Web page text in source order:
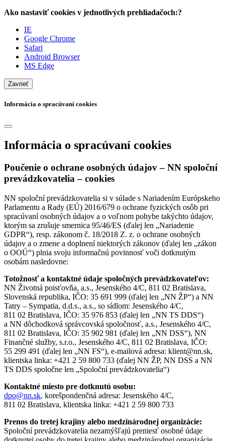
Ako nastaviť cookies v jednotlivých prehliadačoch:?
IE
Google Chrome
Safari
Android Browser
MS Edge
Zavrieť
Informácia o spracúvaní cookies
Informácia o spracúvaní cookies
Poučenie o ochrane osobných údajov – NN spoloční
prevádzkovatelia – cookies
NN spoloční prevádzkovatelia si v súlade s Nariadením Európskeho
Parlamentu a Rady (EÚ) 2016/679 o ochrane fyzických osôb pri
spracúvaní osobných údajov a o voľnom pohybe takýchto údajov,
ktorým sa zrušuje smernica 95/46/ES (ďalej len „Nariadenie
GDPR“), resp. zákonom č. 18/2018 Z. z. o ochrane osobných
údajov a o zmene a doplnení niektorých zákonov (ďalej len „zákon
o OOÚ“) plnia svoju informačnú povinnosť voči dotknutým
osobám nasledovne:
Totožnosť a kontaktné údaje spoločných prevádzkovateľov:
NN Životná poisťovňa, a.s., Jesenského 4/C, 811 02 Bratislava,
Slovenská republika, IČO: 35 691 999 (ďalej len „NN ŽP“) a NN
Tatry – Sympatia, d.d.s., a.s., so sídlom: Jesenského 4/C,
811 02 Bratislava, IČO: 35 976 853 (ďalej len „NN TS DDS“)
a NN dôchodková správcovská spoločnosť, a.s., Jesenského 4/C,
811 02 Bratislava, IČO: 35 902 981 (ďalej len „NN DSS“), NN
Finančné služby, s.r.o., Jesenského 4/C, 811 02 Bratislava, IČO:
55 299 491 (ďalej len „NN FS“), e-mailová adresa: klient@nn.sk,
klientska linka: +421 2 59 800 733 (ďalej NN ŽP, NN DSS a NN
TS DDS spoločne len „Spoloční prevádzkovatelia“)
Kontaktné miesto pre dotknutú osobu:
dpo@nn.sk, korešpondenčná adresa: Jesenského 4/C,
811 02 Bratislava, klientska linka: +421 2 59 800 733
Prenos do tretej krajiny alebo medzinárodnej organizácie:
Spoloční prevádzkovatelia nezamýšľajú preniesť osobné údaje